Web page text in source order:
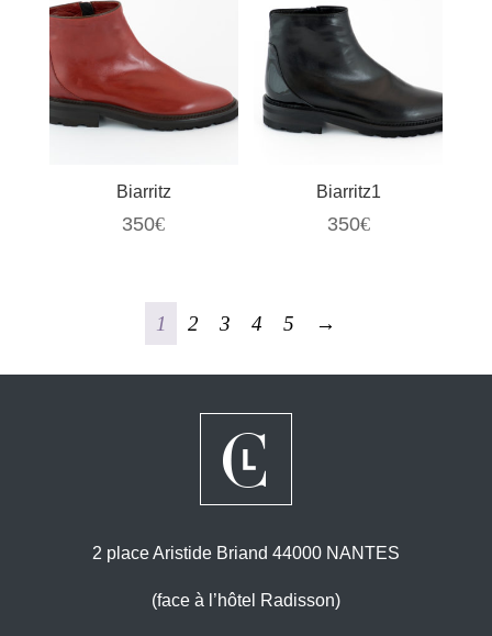
Biarritz
350€
Biarritz1
350€
1 2 3 4 5 →
2 place Aristide Briand 44000 NANTES
(face à l’hôtel Radisson)